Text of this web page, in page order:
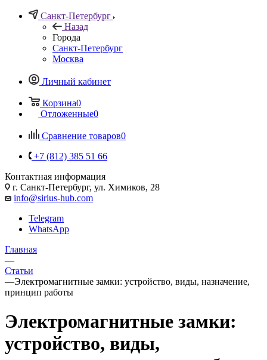
Санкт-Петербург
Назад
Города
Санкт-Петербург
Москва
Личный кабинет
Корзина0
Отложенные0
Сравнение товаров0
+7 (812) 385 51 66
Контактная информация
г. Санкт-Петербург, ул. Химиков, 28
info@sirius-hub.com
Telegram
WhatsApp
Главная
—
Статьи
—Электромагнитные замки: устройство, виды, назначение,
принцип работы
Электромагнитные замки:
устройство, виды,